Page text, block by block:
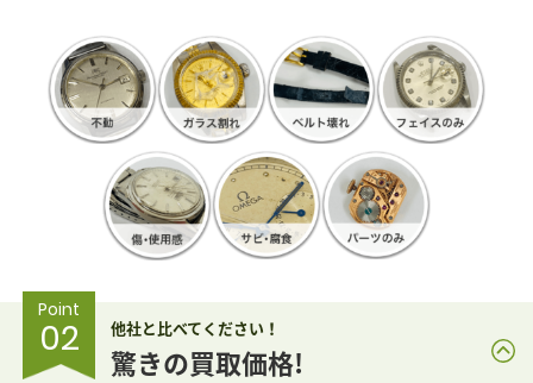
Point
02 他社と比べてください！
驚きの買取価格!